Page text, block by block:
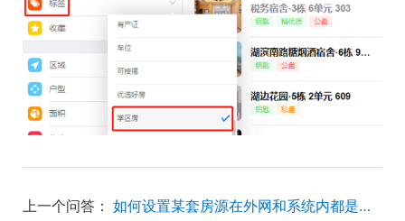
上一个问答：
如何设置某套房源在外网和系统内都是展示在最前面 ？